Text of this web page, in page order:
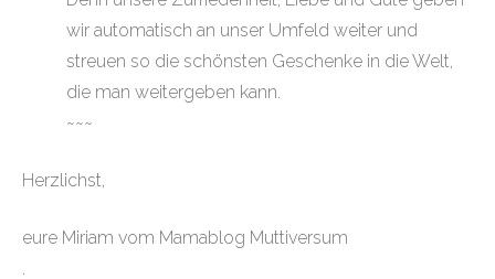
wir automatisch an unser Umfeld weiter und
streuen so die schönsten Geschenke in die Welt,
die man weitergeben kann.
~~~
Herzlichst,
eure Miriam vom Mamablog Muttiversum